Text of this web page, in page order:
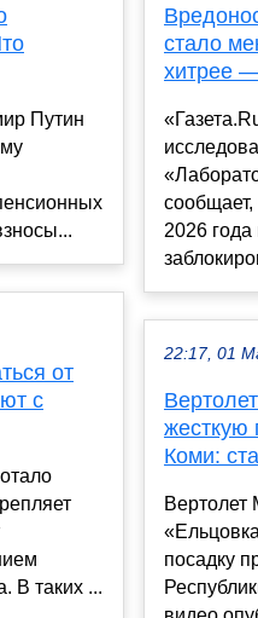
Путин
от
с
В таких ...
стало
хитрее
сообщает,
2026 года
22:17, 01
жесткую
Коми:
Вертолет
посадку